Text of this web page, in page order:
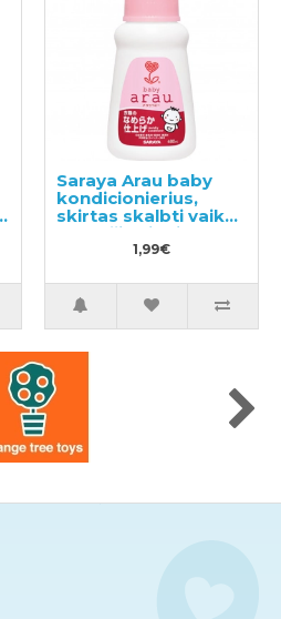
Saraya Arau baby
kondicionierius,
skirtas skalbti vaikų
drabužius ir kitus
skalbinius, pavyzdys
1,99€